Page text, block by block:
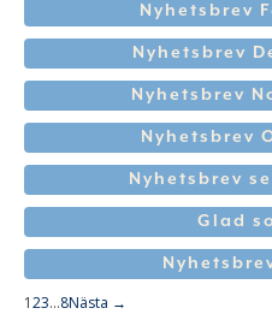
Nyhetsbrev
Nyhetsbrev
Nyhetsbrev
Nyhetsbrev
Nyhetsbrev
Glad
123…8Nästa →